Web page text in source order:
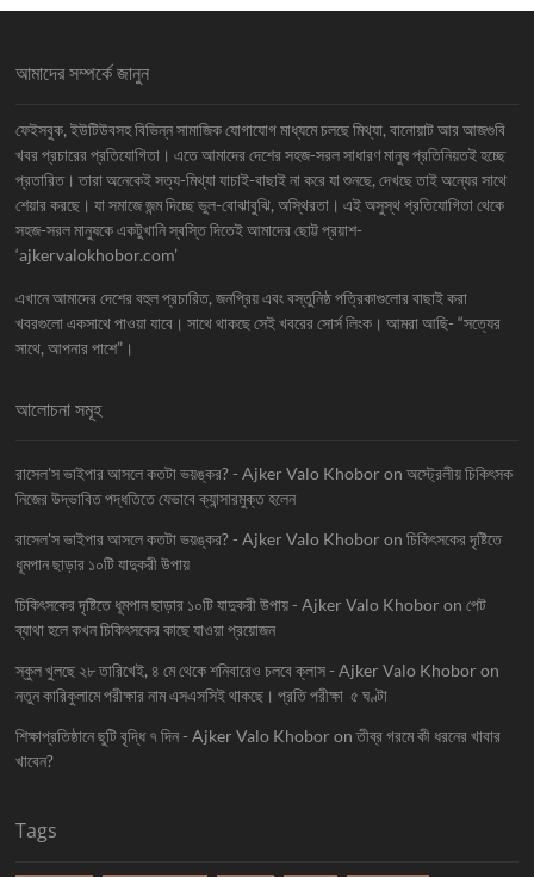
আমাদের সম্পর্কে জানুন
ফেইসবুক, ইউটিউবসহ বিভিন্ন সামাজিক যোগাযোগ মাধ্যমে চলছে মিথ্যা, বানোয়াট আর আজগুবি
খবর প্রচারের প্রতিযোগিতা। এতে আমাদের দেশের সহজ-সরল সাধারণ মানুষ প্রতিনিয়তই হচ্ছে
প্রতারিত। তারা অনেকেই সত্য-মিথ্যা যাচাই-বাছাই না করে যা শুনছে, দেখছে তাই অন্যের সাথে
শেয়ার করছে। যা সমাজে জন্ম দিচ্ছে ভুল-বোঝাবুঝি, অস্থিরতা। এই অসুস্থ প্রতিযোগিতা থেকে
সহজ-সরল মানুষকে একটুখানি স্বস্তি দিতেই আমাদের ছোট্ট প্রয়াশ-
‘ajkervalokhobor.com’
এখানে আমাদের দেশের বহুল প্রচারিত, জনপ্রিয় এবং বস্তুনিষ্ঠ পত্রিকাগুলোর বাছাই করা
খবরগুলো একসাথে পাওয়া যাবে। সাথে থাকছে সেই খবরের সোর্স লিংক। আমরা আছি- “সত্যের
সাথে, আপনার পাশে”।
আলোচনা সমূহ
রাসেল'স ভাইপার আসলে কতটা ভয়ঙ্কর? - Ajker Valo Khobor onঅস্ট্রেলীয় চিকিৎসক
নিজের উদ্ভাবিত পদ্ধতিতে যেভাবে ক্যান্সারমুক্ত হলেন
রাসেল'স ভাইপার আসলে কতটা ভয়ঙ্কর? - Ajker Valo Khobor onচিকিৎসকের দৃষ্টিতে
ধূমপান ছাড়ার ১০টি যাদুকরী উপায়
চিকিৎসকের দৃষ্টিতে ধূমপান ছাড়ার ১০টি যাদুকরী উপায় - Ajker Valo Khobor onপেট
ব্যাথা হলে কখন চিকিৎসকের কাছে যাওয়া প্রয়োজন
স্কুল খুলছে ২৮ তারিখেই, ৪ মে থেকে শনিবারেও চলবে ক্লাস - Ajker Valo Khobor on
নতুন কারিকুলামে পরীক্ষার নাম এসএসসিই থাকছে। প্রতি পরীক্ষা ৫ ঘণ্টা
শিক্ষাপ্রতিষ্ঠানে ছুটি বৃদ্ধি ৭ দিন - Ajker Valo Khobor onতীব্র গরমে কী ধরনের খাবার
খাবেন?
Tags